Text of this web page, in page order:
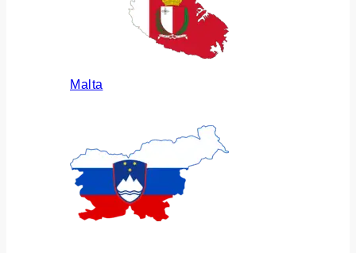
Malta